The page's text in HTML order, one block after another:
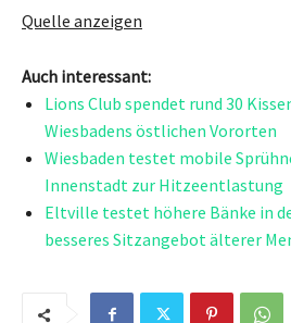
Quelle anzeigen
Auch interessant:
Lions Club spendet rund 30
Wiesbadens östlichen Vororten
Wiesbaden testet mobile
Innenstadt zur Hitzeentlastung
Eltville testet höhere Bänke in
besseres Sitzangebot älterer